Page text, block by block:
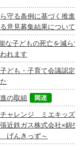
ら守る条例に基づく推進
意見募集結果について
な子どもの死亡を減ら
れます
ども・子育て会議認定
の取組
チャレンジ ミエキッズ
近鉄ガス株式会社×錦
げんきっず～